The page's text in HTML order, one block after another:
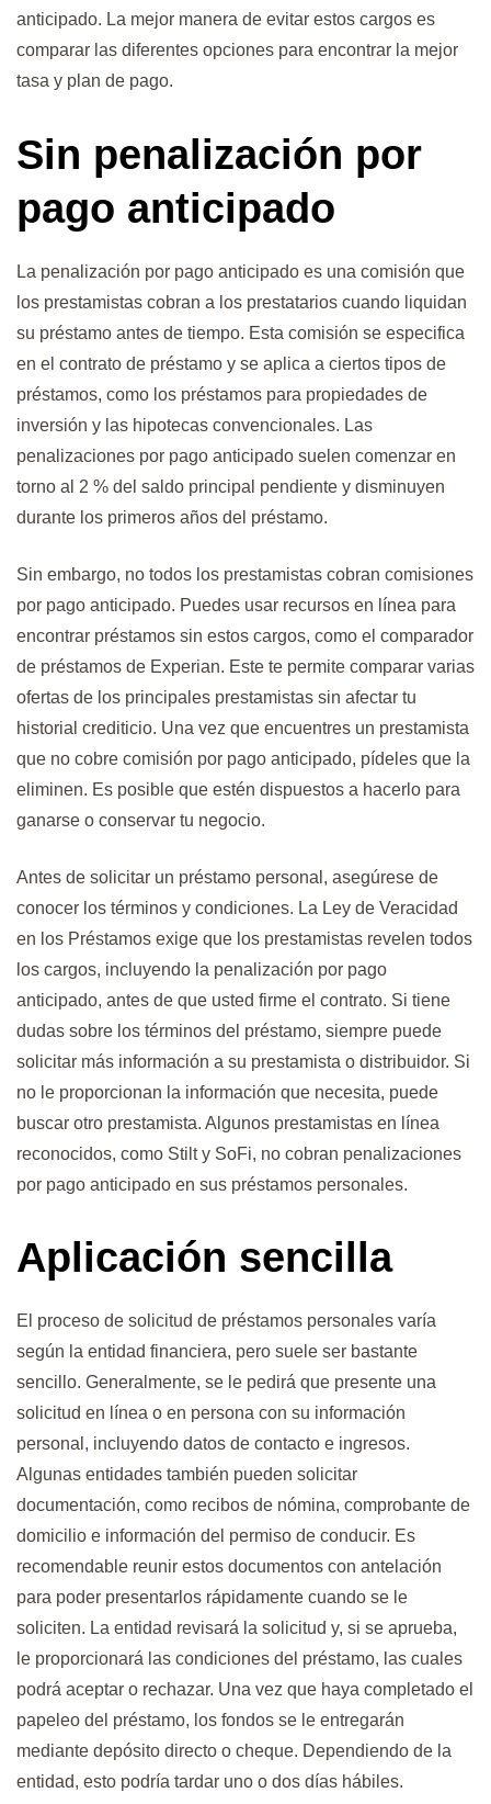
anticipado. La mejor manera de evitar estos cargos es
comparar las diferentes opciones para encontrar la mejor
tasa y plan de pago.
Sin penalización por
pago anticipado
La penalización por pago anticipado es una comisión que
los prestamistas cobran a los prestatarios cuando liquidan
su préstamo antes de tiempo. Esta comisión se especifica
en el contrato de préstamo y se aplica a ciertos tipos de
préstamos, como los préstamos para propiedades de
inversión y las hipotecas convencionales. Las
penalizaciones por pago anticipado suelen comenzar en
torno al 2 % del saldo principal pendiente y disminuyen
durante los primeros años del préstamo.
Sin embargo, no todos los prestamistas cobran comisiones
por pago anticipado. Puedes usar recursos en línea para
encontrar préstamos sin estos cargos, como el comparador
de préstamos de Experian. Este te permite comparar varias
ofertas de los principales prestamistas sin afectar tu
historial crediticio. Una vez que encuentres un prestamista
que no cobre comisión por pago anticipado, pídeles que la
eliminen. Es posible que estén dispuestos a hacerlo para
ganarse o conservar tu negocio.
Antes de solicitar un préstamo personal, asegúrese de
conocer los términos y condiciones. La Ley de Veracidad
en los Préstamos exige que los prestamistas revelen todos
los cargos, incluyendo la penalización por pago
anticipado, antes de que usted firme el contrato. Si tiene
dudas sobre los términos del préstamo, siempre puede
solicitar más información a su prestamista o distribuidor. Si
no le proporcionan la información que necesita, puede
buscar otro prestamista. Algunos prestamistas en línea
reconocidos, como Stilt y SoFi, no cobran penalizaciones
por pago anticipado en sus préstamos personales.
Aplicación sencilla
El proceso de solicitud de préstamos personales varía
según la entidad financiera, pero suele ser bastante
sencillo. Generalmente, se le pedirá que presente una
solicitud en línea o en persona con su información
personal, incluyendo datos de contacto e ingresos.
Algunas entidades también pueden solicitar
documentación, como recibos de nómina, comprobante de
domicilio e información del permiso de conducir. Es
recomendable reunir estos documentos con antelación
para poder presentarlos rápidamente cuando se le
soliciten. La entidad revisará la solicitud y, si se aprueba,
le proporcionará las condiciones del préstamo, las cuales
podrá aceptar o rechazar. Una vez que haya completado el
papeleo del préstamo, los fondos se le entregarán
mediante depósito directo o cheque. Dependiendo de la
entidad, esto podría tardar uno o dos días hábiles.